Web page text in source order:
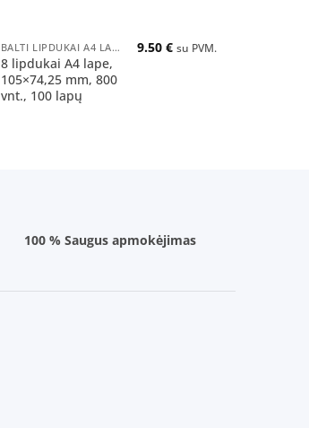
BALTI LIPDUKAI A4 LAPUOSE
8 lipdukai A4 lape,
105×74,25 mm, 800
vnt., 100 lapų
9.50 € su PVM.
100 % Saugus apmokėjimas